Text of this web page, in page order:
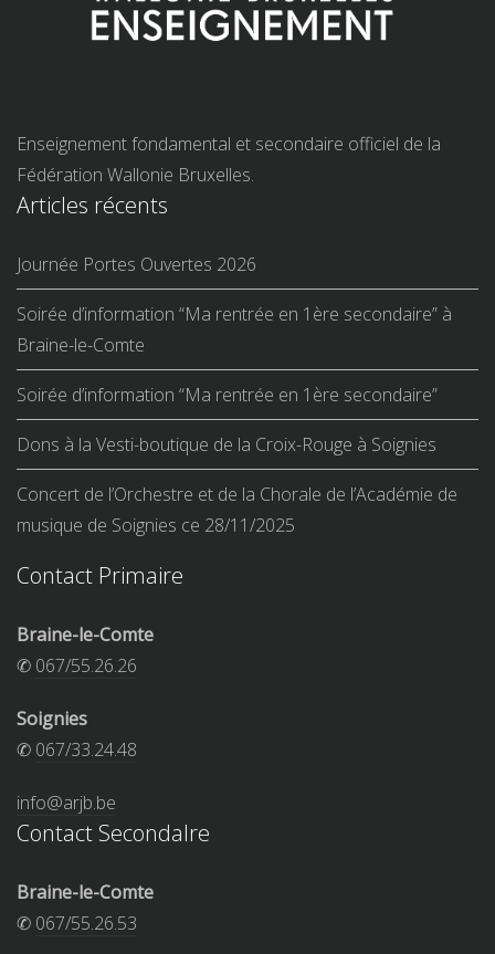
Enseignement fondamental et secondaire officiel de la
Fédération Wallonie Bruxelles.
Articles récents
Journée Portes Ouvertes 2026
Soirée d’information “Ma rentrée en 1ère secondaire” à
Braine-le-Comte
Soirée d’information “Ma rentrée en 1ère secondaire”
Dons à la Vesti-boutique de la Croix-Rouge à Soignies
Concert de l’Orchestre et de la Chorale de l’Académie de
musique de Soignies ce 28/11/2025
Contact Primaire
Braine-le-Comte
✆ 067/55.26.26
Soignies
✆ 067/33.24.48
info@arjb.be
Contact Secondalre
Braine-le-Comte
✆ 067/55.26.53